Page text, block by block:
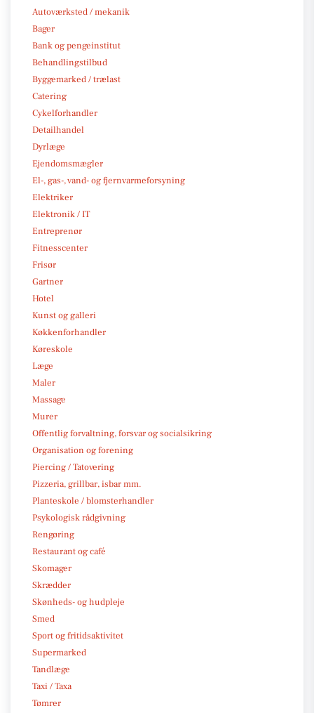
Autoværksted / mekanik
Bager
Bank og pengeinstitut
Behandlingstilbud
Byggemarked / trælast
Catering
Cykelforhandler
Detailhandel
Dyrlæge
Ejendomsmægler
El-, gas-, vand- og fjernvarmeforsyning
Elektriker
Elektronik / IT
Entreprenør
Fitnesscenter
Frisør
Gartner
Hotel
Kunst og galleri
Køkkenforhandler
Køreskole
Læge
Maler
Massage
Murer
Offentlig forvaltning, forsvar og socialsikring
Organisation og forening
Piercing / Tatovering
Pizzeria, grillbar, isbar mm.
Planteskole / blomsterhandler
Psykologisk rådgivning
Rengøring
Restaurant og café
Skomager
Skrædder
Skønheds- og hudpleje
Smed
Sport og fritidsaktivitet
Supermarked
Tandlæge
Taxi / Taxa
Tømrer